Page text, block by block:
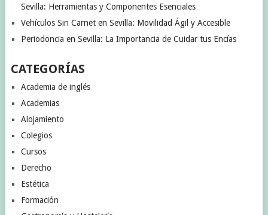
Sevilla: Herramientas y Componentes Esenciales
Vehículos Sin Carnet en Sevilla: Movilidad Ágil y Accesible
Periodoncia en Sevilla: La Importancia de Cuidar tus Encías
CATEGORÍAS
Academia de inglés
Academias
Alojamiento
Colegios
Cursos
Derecho
Estética
Formación